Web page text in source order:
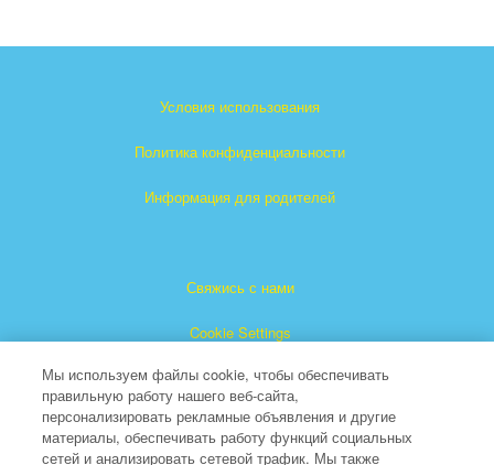
Условия использования
Политика конфиденциальности
Информация для родителей
Свяжись с нами
Cookie Settings
Мы используем файлы cookie, чтобы обеспечивать
правильную работу нашего веб-сайта,
персонализировать рекламные объявления и другие
материалы, обеспечивать работу функций социальных
сетей и анализировать сетевой трафик. Мы также